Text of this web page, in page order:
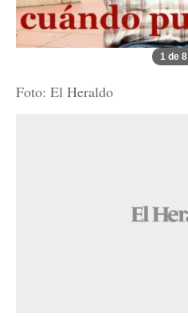
1 de 8
Foto: El Heraldo